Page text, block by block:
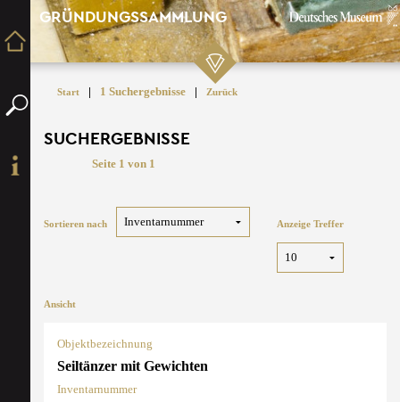
GRÜNDUNGSSAMMLUNG
Start | 1 Suchergebnisse | Zurück
SUCHERGEBNISSE
Seite 1 von 1
Sortieren nach Anzeige Treffer
Ansicht
Objektbezeichnung
Seiltänzer mit Gewichten
Inventarnummer